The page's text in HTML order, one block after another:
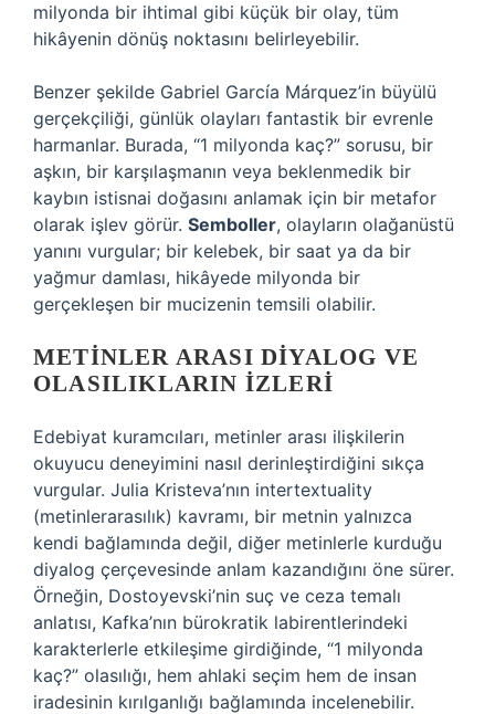
milyonda bir ihtimal gibi küçük bir olay, tüm
hikâyenin dönüş noktasını belirleyebilir.
Benzer şekilde Gabriel García Márquez’in büyülü
gerçekçiliği, günlük olayları fantastik bir evrenle
harmanlar. Burada, “1 milyonda kaç?” sorusu, bir
aşkın, bir karşılaşmanın veya beklenmedik bir
kaybın istisnai doğasını anlamak için bir metafor
olarak işlev görür. Semboller, olayların olağanüstü
yanını vurgular; bir kelebek, bir saat ya da bir
yağmur damlası, hikâyede milyonda bir
gerçekleşen bir mucizenin temsili olabilir.
METINLER ARASI DIYALOG VE
OLASILIKLARIN İZLERI
Edebiyat kuramcıları, metinler arası ilişkilerin
okuyucu deneyimini nasıl derinleştirdiğini sıkça
vurgular. Julia Kristeva’nın intertextuality
(metinlerarasılık) kavramı, bir metnin yalnızca
kendi bağlamında değil, diğer metinlerle kurduğu
diyalog çerçevesinde anlam kazandığını öne sürer.
Örneğin, Dostoyevski’nin suç ve ceza temalı
anlatısı, Kafka’nın bürokratik labirentlerindeki
karakterlerle etkileşime girdiğinde, “1 milyonda
kaç?” olasılığı, hem ahlaki seçim hem de insan
iradesinin kırılganlığı bağlamında incelenebilir.